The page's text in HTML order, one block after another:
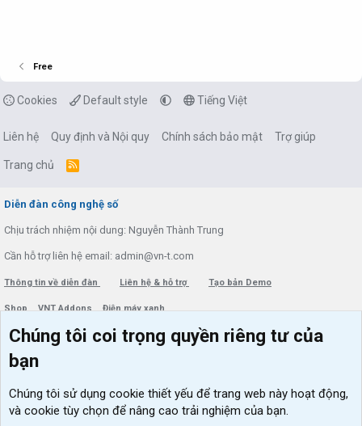
Free
Cookies Default style Tiếng Việt
Liên hệ Quy định và Nội quy Chính sách bảo mật Trợ giúp
Trang chủ
R
Diễn đàn công nghệ số
Chịu trách nhiệm nội dung: Nguyễn Thành Trung
Cần hỗ trợ liên hệ email: admin@vn-t.com
Thông tin về diễn đàn Liên hệ & hỗ trợ Tạo bản Demo
Shop VNT Addons Điện máy xanh
Menu thành viên
Đăng nhập
Diễn đàn
Kích hoạt Windows/ Office miễn phí
VIP add-ons Xenforo
Chúng tôi coi trọng quyền riêng tư của
bạn
Chúng tôi sử dụng cookie thiết yếu để trang web này hoạt động,
và cookie tùy chọn để nâng cao trải nghiệm của bạn.